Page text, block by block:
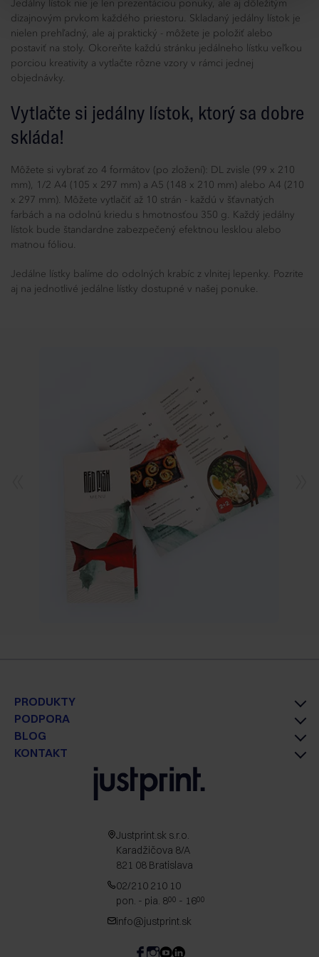
Jedálny lístok nie je len prezentáciou ponuky, ale aj dôležitým
dizajnovým prvkom každého priestoru. Skladaný jedálny lístok je
nielen prehľadný, ale aj praktický - môžete je položiť alebo
postaviť na stoly. Okoreňte každú stránku jedálneho lístku veľkou
porciou kreativity a vytlačte rôzne vzory v rámci jednej
objednávky.
Vytlačte si jedálny lístok, ktorý sa dobre
skláda!
Môžete si vybrať zo 4 formátov (po zložení): DL zvisle (99 x 210
mm), 1/2 A4 (105 x 297 mm) a A5 (148 x 210 mm) alebo A4 (210
x 297 mm). Môžete vytlačiť až 10 strán - každú v šťavnatých
farbách a na odolnú kriedu s hmotnosťou 350 g. Každý jedálny
lístok bude štandardne zabezpečený efektnou lesklou alebo
matnou fóliou.
Jedálne lístky balíme do odolných krabíc z vlnitej lepenky. Pozrite
aj na jednotlivé jedálne lístky dostupné v našej ponuke.
PRODUKTY
PODPORA
BLOG
KONTAKT
Justprint.sk s.r.o.
Karadžičova 8/A
821 08 Bratislava
02/210 210 10
pon. - pia. 800 - 1600
info@justprint.sk